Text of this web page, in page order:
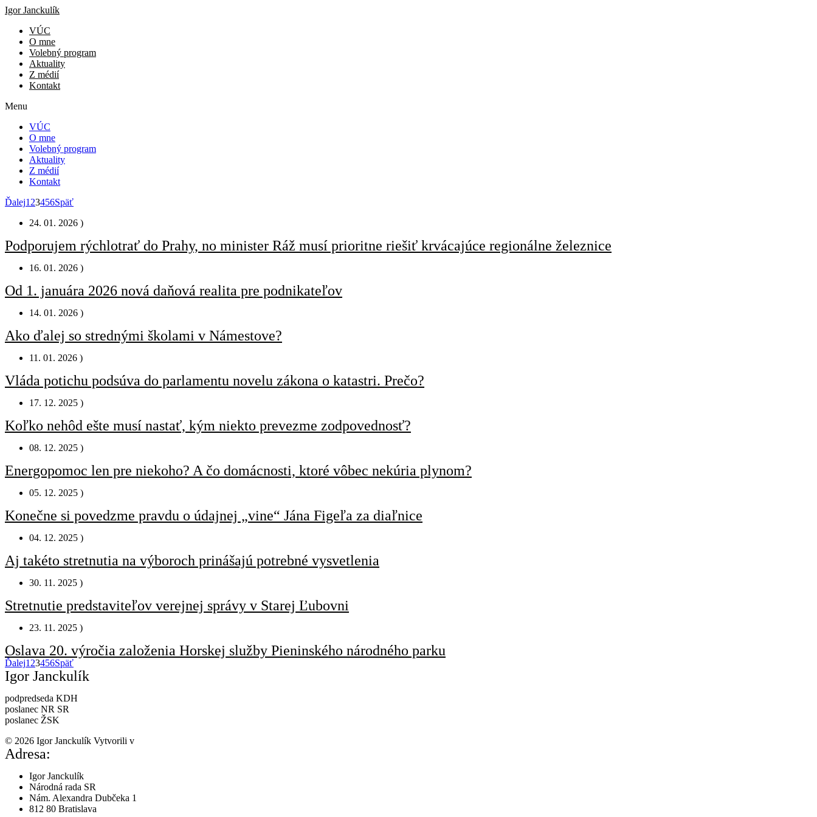
Preskočiť
obsah
Igor Janckulík
VÚC
O mne
Volebný program
Aktuality
Z médií
Kontakt
Menu
VÚC
O mne
Volebný program
Aktuality
Z médií
Kontakt
Ďalej1 23456Späť
24. 01. 2026 )
Podporujem rýchlotrať do Prahy, no minister Ráž musí prioritne riešiť krvácajúce regionálne železnice
16. 01. 2026 )
Od 1. januára 2026 nová daňová realita pre podnikateľov
14. 01. 2026 )
Ako ďalej so strednými školami v Námestove?
11. 01. 2026 )
Vláda potichu podsúva do parlamentu novelu zákona o katastri. Prečo?
17. 12. 2025 )
Koľko nehôd ešte musí nastať, kým niekto prevezme zodpovednosť?
08. 12. 2025 )
Energopomoc len pre niekoho? A čo domácnosti, ktoré vôbec nekúria plynom?
05. 12. 2025 )
Konečne si povedzme pravdu o údajnej „vine“ Jána Figeľa za diaľnice
04. 12. 2025 )
Aj takéto stretnutia na výboroch prinášajú potrebné vysvetlenia
30. 11. 2025 )
Stretnutie predstaviteľov verejnej správy v Starej Ľubovni
23. 11. 2025 )
Oslava 20. výročia založenia Horskej služby Pieninského národného parku
Ďalej1 23456Späť
Igor Janckulík
podpredseda KDH
poslanec NR SR
poslanec ŽSK
© 2026 Igor Janckulík Vytvorili v
Adresa:
Igor Janckulík
Národná rada SR
Nám. Alexandra Dubčeka 1
812 80 Bratislava